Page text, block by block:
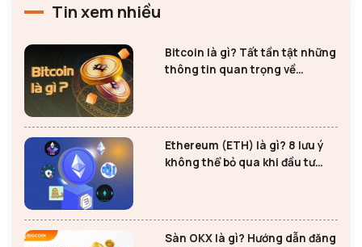
Tin xem nhiều
Bitcoin là gì? Tất tần tật những
thông tin quan trọng về
Ethereum (ETH) là gì? 8 lưu ý
không thể bỏ qua khi đầu tư
Sàn OKX là gì? Hướng dẫn đăng